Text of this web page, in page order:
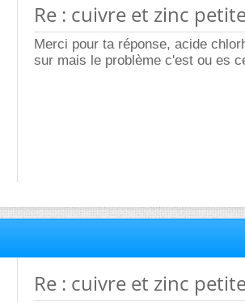
Re : cuivre et zinc
Merci pour ta réponse, acide
sur mais le problème c'est ou es
Re : cuivre et zinc